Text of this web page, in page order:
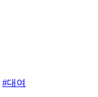
#대여